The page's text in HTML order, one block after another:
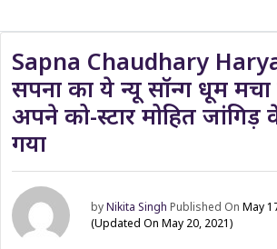
Sapna Chaudhary
सपना का ये न्यू सॉन्ग धूम
अपने को-स्टार मोहित
गया
byNikita Singh Published OnMay
(Updated On May 20, 2021)